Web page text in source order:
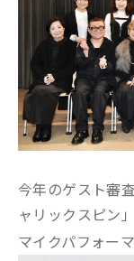
今年のゲスト審
ャリックスピン
マイクパフォーマ